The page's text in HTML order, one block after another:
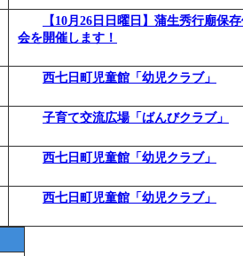
【10月26日日曜日】蒲生秀行廟保
会を開催します！
西七日町児童館「幼児クラブ」
子育て交流広場「ばんびクラブ」
西七日町児童館「幼児クラブ」
西七日町児童館「幼児クラブ」